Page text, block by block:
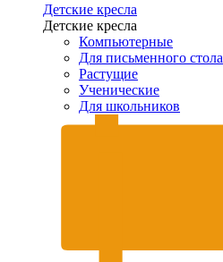
Детские кресла
Детские кресла
Компьютерные
Для письменного стола
Растущие
Ученические
Для школьников